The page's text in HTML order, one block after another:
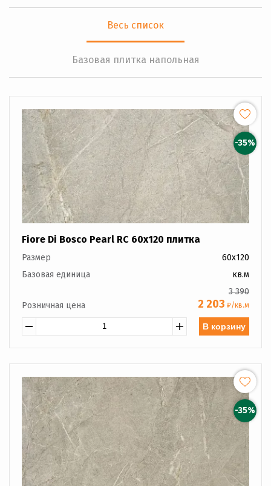
Весь список
Базовая плитка напольная
-35%
Fiore Di Bosco Pearl RC 60x120 плитка
Размер
60x120
Базовая единица
кв.м
Розничная цена
3 390
2 203 ₽/кв.м
В корзину
-35%